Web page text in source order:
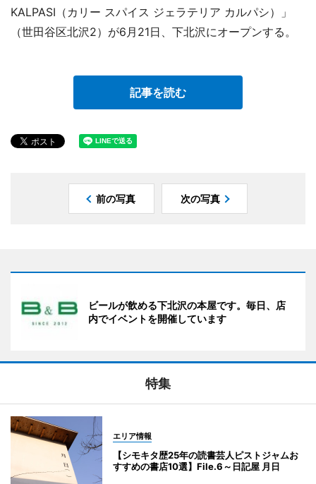
KALPASI（カリー スパイス ジェラテリア カルパシ）」
（世田谷区北沢2）が6月21日、下北沢にオープンする。
記事を読む
前の写真 次の写真
ビールが飲める下北沢の本屋です。毎日、店
内でイベントを開催しています
特集
エリア情報
【シモキタ歴25年の読書芸人ピストジャムお
すすめの書店10選】File.6～日記屋 月日